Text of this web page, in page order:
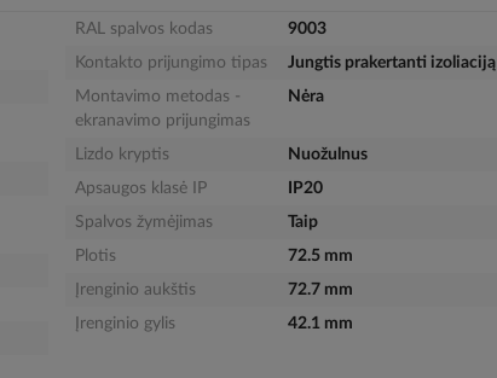
RAL spalvos kodas
9003
Kontakto prijungimo tipas
Jungtis prakertanti izoliaciją
Montavimo metodas -
ekranavimo prijungimas
Nėra
Lizdo kryptis
Nuožulnus
Apsaugos klasė IP
IP20
Spalvos žymėjimas
Taip
Plotis
72.5 mm
Įrenginio aukštis
72.7 mm
Įrenginio gylis
42.1 mm